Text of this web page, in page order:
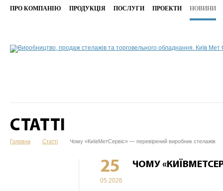
ПРО КОМПАНІЮ ПРОДУКЦІЯ ПОСЛУГИ ПРОЕКТИ НОВИНИ
СТАТТІ
Головна Статті Чому «КиївМетСервіс» — перевірений виробник стелажів
25
05.2026
ЧОМУ